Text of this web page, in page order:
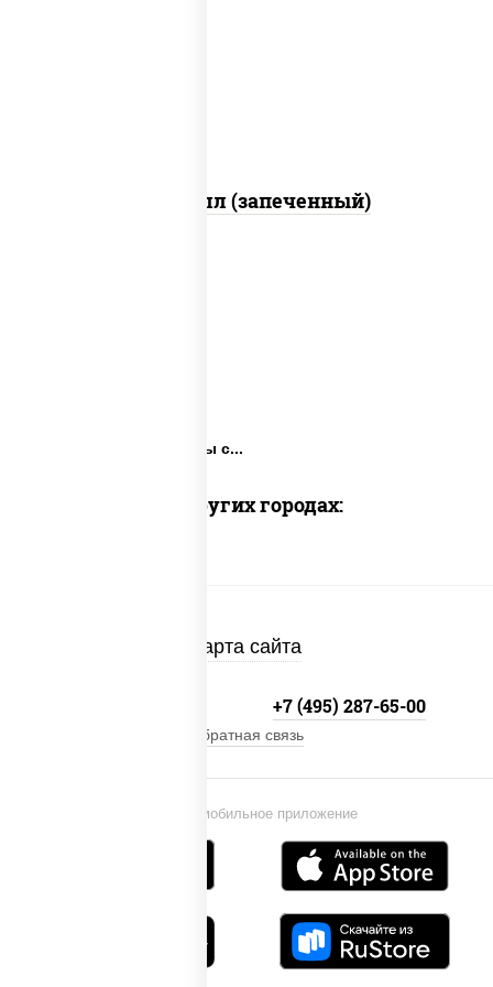
Ойси ролл (запеченный)
Запеченные роллы с...
Доставка в других городах:
Карта сайта
Установи мобильное приложение
+7 (495) 287-65-00
Обратная связь